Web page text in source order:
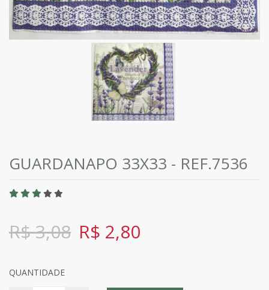
GUARDANAPO 33X33 - REF.7536
R$ 3,08 R$ 2,80
QUANTIDADE